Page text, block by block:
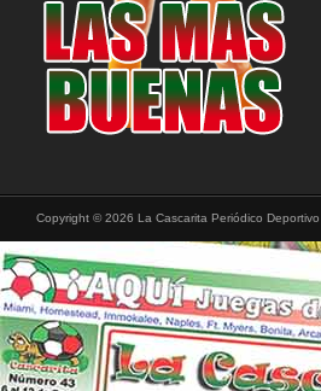
Copyright © 2026 La Cascarita Periódico